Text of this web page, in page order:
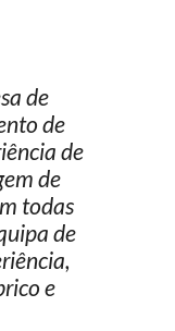
de
de
de
de
todas
de
e